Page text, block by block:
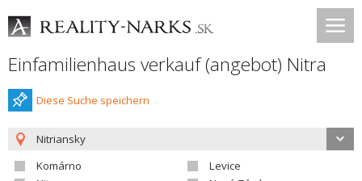
Einfamilienhaus verkauf (angebot) Nitra
Diese Suche speichern
Nitriansky
Komárno
Levice